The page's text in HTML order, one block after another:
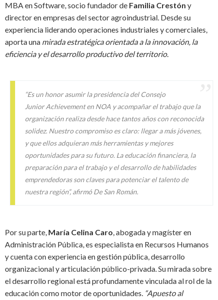
MBA en Software, socio fundador de Familia Crestón y
director en empresas del sector agroindustrial. Desde su
experiencia liderando operaciones industriales y comerciales,
aporta una mirada estratégica orientada a la innovación, la
eficiencia y el desarrollo productivo del territorio.
“Es un honor asumir la presidencia del Consejo
JuniorAchievementen NOA y acompañar el trabajo que la
organización realiza desde hace tantos años con reconocida
solidez. Nuestro compromiso es claro: llegar a más jóvenes,
y que ellos adquieran más herramientas y mejores
oportunidades para su futuro. La educación financiera, la
preparación para el trabajo y el desarrollo de habilidades
emprendedoras son claves para potenciar el talento de
nuestra región”, afirmó De San Román.
Por su parte, María Celina Caro, abogada y magíster en
Administración Pública, es especialista en Recursos Humanos
y cuenta con experiencia en gestión pública, desarrollo
organizacional y articulación público-privada. Su mirada sobre
el desarrollo regional está profundamente vinculada al rol de la
educación como motor de oportunidades. “Apuesto al